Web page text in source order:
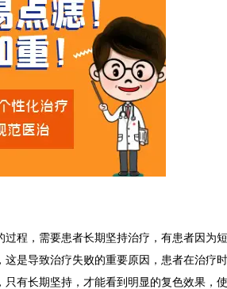
程，需要患者长期坚持治疗，有患者因为
是导致治疗失败的重要原因，患者在治疗
有长期坚持，才能看到明显的复色效果，